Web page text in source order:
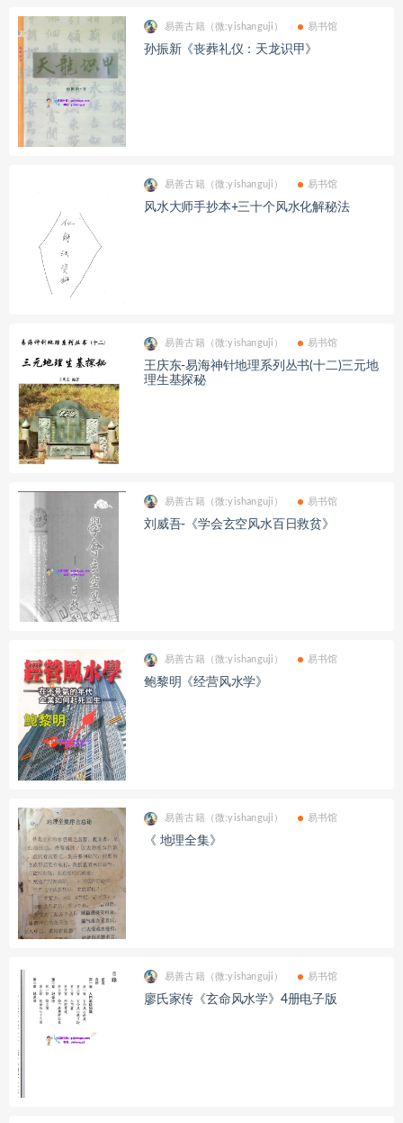
易善古籍（微:yishanguji） 易书馆
孙振新《丧葬礼仪：天龙识甲》
易善古籍（微:yishanguji） 易书馆
风水大师手抄本+三十个风水化解秘法
易善古籍（微:yishanguji） 易书馆
王庆东-易海神针地理系列丛书(十二)三元地
理生基探秘
易善古籍（微:yishanguji） 易书馆
刘威吾-《学会玄空风水百日救贫》
易善古籍（微:yishanguji） 易书馆
鲍黎明《经营风水学》
易善古籍（微:yishanguji） 易书馆
《 地理全集》
易善古籍（微:yishanguji） 易书馆
廖氏家传《玄命风水学》4册电子版